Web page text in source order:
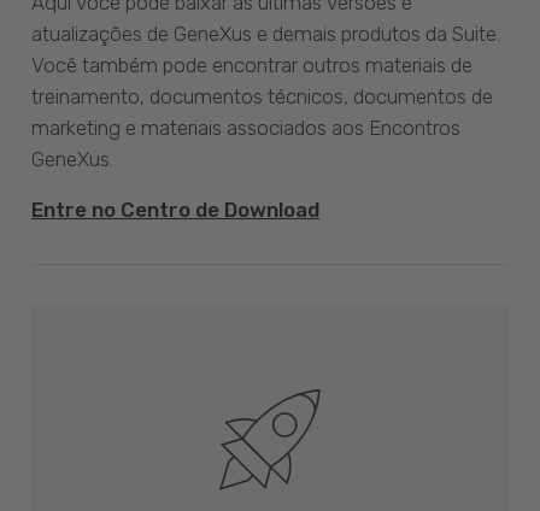
atualizações de GeneXus e demais produtos da Suite.
Você também pode encontrar outros materiais de
treinamento, documentos técnicos, documentos de
marketing e materiais associados aos Encontros
GeneXus.
Entre no Centro de Download